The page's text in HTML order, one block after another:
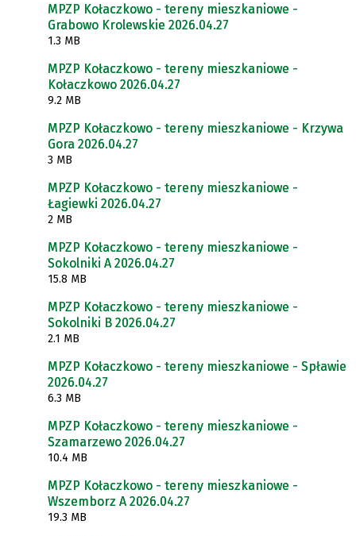
MPZP Kołaczkowo - tereny mieszkaniowe -
Grabowo Krolewskie 2026.04.27
1.3 MB
MPZP Kołaczkowo - tereny mieszkaniowe -
Kołaczkowo 2026.04.27
9.2 MB
MPZP Kołaczkowo - tereny mieszkaniowe - Krzywa
Gora 2026.04.27
3 MB
MPZP Kołaczkowo - tereny mieszkaniowe -
Łagiewki 2026.04.27
2 MB
MPZP Kołaczkowo - tereny mieszkaniowe -
Sokolniki A 2026.04.27
15.8 MB
MPZP Kołaczkowo - tereny mieszkaniowe -
Sokolniki B 2026.04.27
2.1 MB
MPZP Kołaczkowo - tereny mieszkaniowe - Spławie
2026.04.27
6.3 MB
MPZP Kołaczkowo - tereny mieszkaniowe -
Szamarzewo 2026.04.27
10.4 MB
MPZP Kołaczkowo - tereny mieszkaniowe -
Wszemborz A 2026.04.27
19.3 MB